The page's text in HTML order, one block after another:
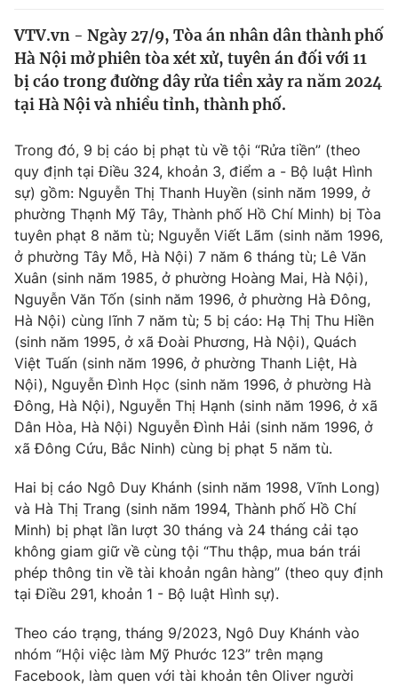
Y tế
Thế giới
Thế giới đó đây
Câu chuyện quốc tế
Kinh tế
Tài chính
Thị trường
Góc doanh nghiệp
Dữ liệu và đời sống
Truyền hình
Phim VTV
Hậu trường
Nhân vật
Khán giả
Giải sao mai
Giải trí
Điện ảnh
Âm nhạc
Sao
Đời sống
Du lịch
Làm đẹp
Giáo dục
Tuyển sinh
Học trực tuyến
Công nghệ
Hitech Công nghệ tương lai
Sản phẩm
Thị trường
Tư vấn
Giao lưu trực tuyến
Lịch phát sóng
Chuyên mục khác
Emagazine Podcast
Giáo dục
VTV.vn - Ngày 27/9, Tòa án nhân dân thành phố
Hà Nội mở phiên tòa xét xử, tuyên án đối với 11
bị cáo trong đường dây rửa tiền xảy ra năm 2024
tại Hà Nội và nhiều tỉnh, thành phố.
Trong đó, 9 bị cáo bị phạt tù về tội “Rửa tiền” (theo
quy định tại Điều 324, khoản 3, điểm a - Bộ luật Hình
sự) gồm: Nguyễn Thị Thanh Huyền (sinh năm 1999, ở
phường Thạnh Mỹ Tây, Thành phố Hồ Chí Minh) bị Tòa
tuyên phạt 8 năm tù; Nguyễn Viết Lãm (sinh năm 1996,
ở phường Tây Mỗ, Hà Nội) 7 năm 6 tháng tù; Lê Văn
Xuân (sinh năm 1985, ở phường Hoàng Mai, Hà Nội),
Nguyễn Văn Tốn (sinh năm 1996, ở phường Hà Đông,
Hà Nội) cùng lĩnh 7 năm tù; 5 bị cáo: Hạ Thị Thu Hiền
(sinh năm 1995, ở xã Đoài Phương, Hà Nội), Quách
Việt Tuấn (sinh năm 1996, ở phường Thanh Liệt, Hà
Nội), Nguyễn Đình Học (sinh năm 1996, ở phường Hà
Đông, Hà Nội), Nguyễn Thị Hạnh (sinh năm 1996, ở xã
Dân Hòa, Hà Nội) Nguyễn Đình Hải (sinh năm 1996, ở
xã Đông Cứu, Bắc Ninh) cùng bị phạt 5 năm tù.
Hai bị cáo Ngô Duy Khánh (sinh năm 1998, Vĩnh Long)
và Hà Thị Trang (sinh năm 1994, Thành phố Hồ Chí
Minh) bị phạt lần lượt 30 tháng và 24 tháng cải tạo
không giam giữ về cùng tội “Thu thập, mua bán trái
phép thông tin về tài khoản ngân hàng” (theo quy định
tại Điều 291, khoản 1 - Bộ luật Hình sự).
Theo cáo trạng, tháng 9/2023, Ngô Duy Khánh vào
nhóm “Hội việc làm Mỹ Phước 123” trên mạng
Facebook, làm quen với tài khoản tên Oliver người